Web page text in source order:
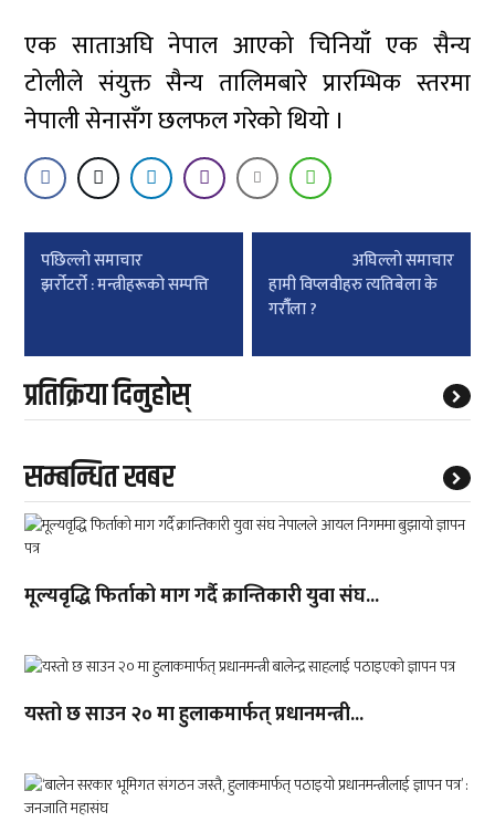
एक साताअघि नेपाल आएको चिनियाँ एक सैन्य
टोलीले संयुक्त सैन्य तालिमबारे प्रारम्भिक स्तरमा
नेपाली सेनासँग छलफल गरेको थियो ।
Post
navigation
पछिल्लाे समाचार
झर्रोटर्रो : मन्त्रीहरूको सम्पत्ति
अघिल्लाे समाचार
हामी विप्लवीहरु त्यतिबेला के
गरौंँला ?
प्रतिक्रिया दिनुहोस्
सम्बन्धित खबर
मूल्यवृद्धि फिर्ताको माग गर्दै क्रान्तिकारी युवा संघ...
यस्तो छ साउन २० मा हुलाकमार्फत् प्रधानमन्त्री...